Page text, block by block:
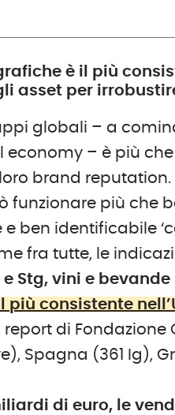
è il più
asset per
globali – a
– è più
brand reputation.
più che
ben identificabile
fra tutte, le
Stg, vini e bevande
consistente
di Fondazione
Spagna (361 Ig),
di euro, le